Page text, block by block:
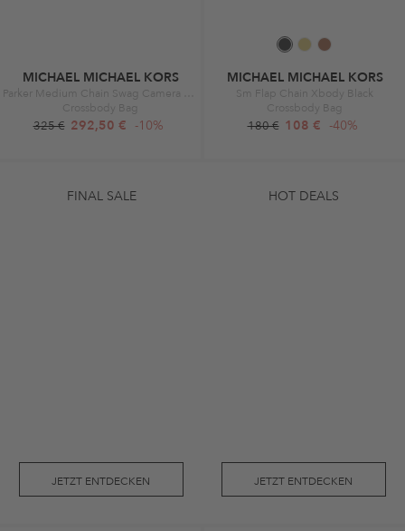
MICHAEL MICHAEL KORS
Crossbody Bag
325 € 292,50 € -10%
MICHAEL MICHAEL KORS
Sm Flap Chain Xbody Black
Crossbody Bag
180 € 108 € -40%
FINAL SALE
JETZT ENTDECKEN
HOT DEALS
JETZT ENTDECKEN